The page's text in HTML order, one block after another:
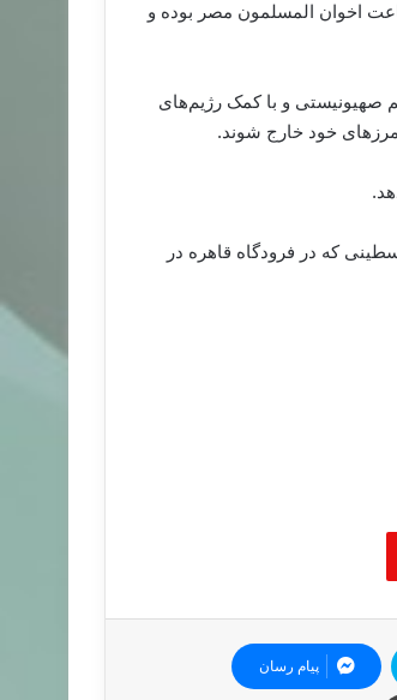
اخوان المسلمون مصر بوده و
رژیم صهیونیستی و با کمک رژیم‌های
خود خارج شوند.
.
که در فرودگاه قاهره در
پیام رسان